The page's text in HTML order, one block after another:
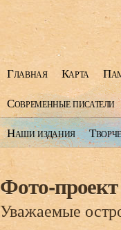
Главная Карта
Современные писатели
Наши издания
Фото-
Уважаемые